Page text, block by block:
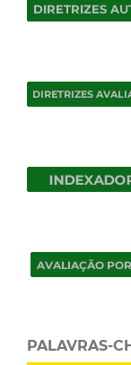
PALAVRAS-